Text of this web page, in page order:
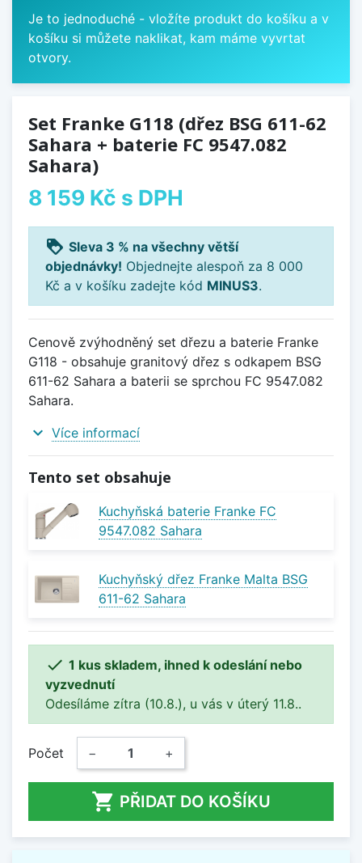
Je to jednoduché - vložíte produkt do košíku a v
košíku si můžete naklikat, kam máme vyvrtat
otvory.
Set Franke G118 (dřez BSG 611-62
Sahara + baterie FC 9547.082
Sahara)
8 159 Kč s DPH
loyalty Sleva 3 % na všechny větší
objednávky! Objednejte alespoň za 8 000
Kč a v košíku zadejte kód MINUS3.
Cenově zvýhodněný set dřezu a baterie Franke
G118 - obsahuje granitový dřez s odkapem BSG
611-62 Sahara a baterii se sprchou FC 9547.082
Sahara.
expand_more Více informací
Tento set obsahuje
Kuchyňská baterie Franke FC
9547.082 Sahara
Kuchyňský dřez Franke Malta BSG
611-62 Sahara
 1 kus skladem, ihned k odeslání nebo
vyzvednutí
Odesíláme zítra (10.8.), u vás v úterý 11.8..
Počet − +
 PŘIDAT DO KOŠÍKU